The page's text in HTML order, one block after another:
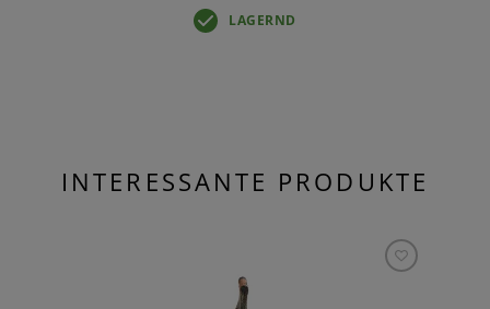
LAGERND
INTERESSANTE PRODUKTE